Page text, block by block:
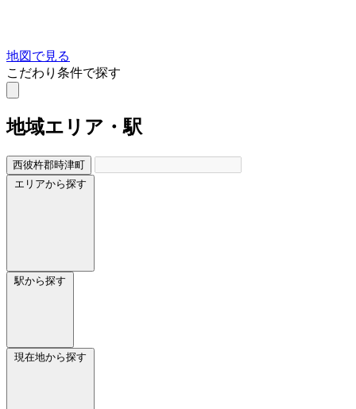
地図で見る
こだわり条件で探す
地域エリア・駅
西彼杵郡時津町
エリアから探す
駅から探す
現在地から探す